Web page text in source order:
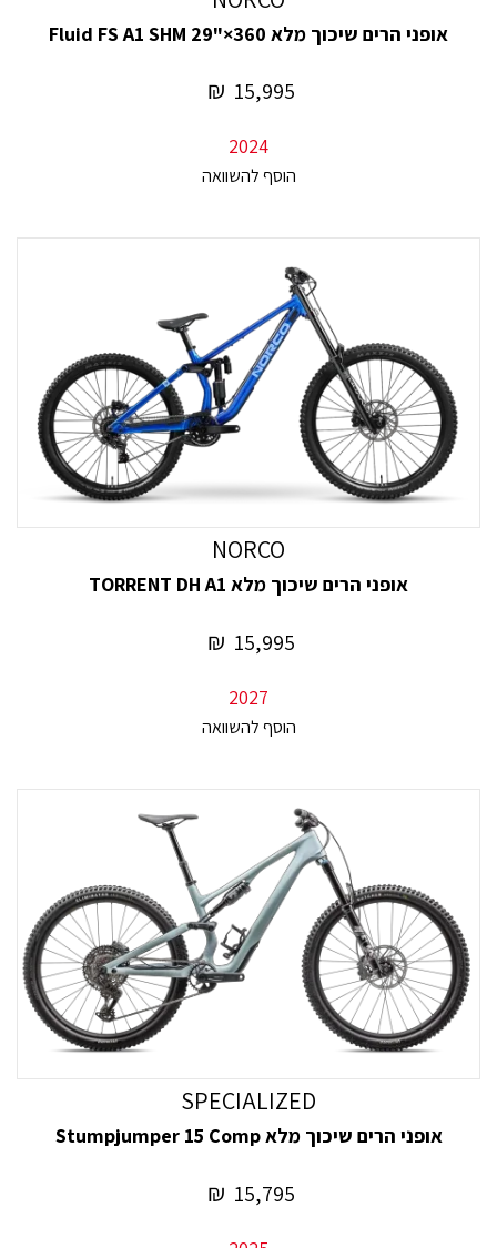
אופני הרים שיכוך מלא Fluid FS A1 SHM 29"×360
15,995
₪
2024
NORCO
אופני הרים שיכוך מלא TORRENT DH A1
15,995
₪
2027
SPECIALIZED
אופני הרים שיכוך מלא Stumpjumper 15 Comp
15,795
₪